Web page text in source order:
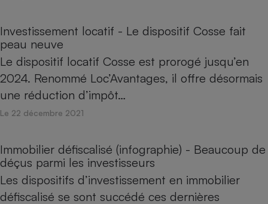
Investissement locatif - Le dispositif Cosse fait
peau neuve
Le dispositif locatif Cosse est prorogé jusqu’en
2024. Renommé Loc’Avantages, il offre désormais
une réduction d’impôt…
Le 22 décembre 2021
Immobilier défiscalisé (infographie) - Beaucoup de
déçus parmi les investisseurs
Les dispositifs d’investissement en immobilier
défiscalisé se sont succédé ces dernières